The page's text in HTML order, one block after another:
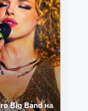
Big Band на